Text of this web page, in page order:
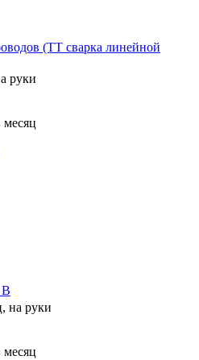
(ТТ сварка линейной
руки
В
на руки